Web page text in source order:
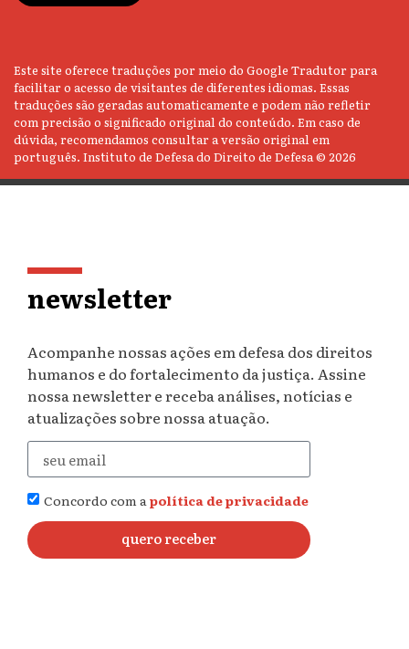
Este site oferece traduções por meio do Google Tradutor para
facilitar o acesso de visitantes de diferentes idiomas. Essas
traduções são geradas automaticamente e podem não refletir
com precisão o significado original do conteúdo. Em caso de
dúvida, recomendamos consultar a versão original em
português. Instituto de Defesa do Direito de Defesa © 2026
newsletter
Acompanhe nossas ações em defesa dos direitos
humanos e do fortalecimento da justiça. Assine
nossa newsletter e receba análises, notícias e
atualizações sobre nossa atuação.
Concordo com apolítica de privacidade
quero receber